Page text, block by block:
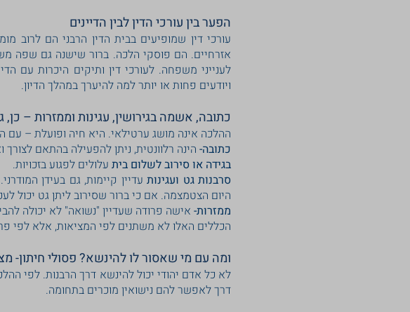
הפער בין עורכי הדין לבין הדיינים
עורכי דין שמופיעים בבית הדין הרבני הם לרוב
אזרחיים. הם פוסקי הלכה. ברור שישנה גם שפה
לענייני משפחה. לעורכי דין ותיקים היכרות עם
ויודעים פחות או יותר למה להיערך במהלך הדיון.
כתובה, אשמה בגירושין, עגינות וממזרות – כן, גם
ההלכה אינה מושג ערטילאי. היא חיה ופועלת – עם
כתובה- הינה רלוונטית, ניתן להפעילה בהתאם
בגידה או סירוב לשלום בית עלולים לפגוע בזכויות.
סרבנות גט ועגינותעדיין קיימות, גם בעידן
היום הצטמצמה. אם כי ברור שסירוב ליתן גט יכול
ממזרות- אישה פרודה שעדיין "נשואה" לא יכולה
הכללים האלו לא משתנים לפי המציאות, אלא לפי
ומה עם מי שאסור לו להינשא? פסולי חיתון-
לא כל אדם יהודי יכול להינשא דרך הרבנות. לפי
דרך לאפשר להם נישואין מוכרים בתחומה.